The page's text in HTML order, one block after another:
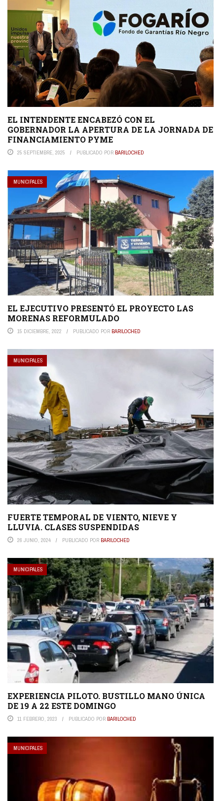
EL INTENDENTE ENCABEZÓ CON EL
GOBERNADOR LA APERTURA DE LA JORNADA DE
FINANCIAMIENTO PYME
25 SEPTIEMBRE, 2025 PUBLICADO POR BARILOCHED
MUNICIPALES
EL EJECUTIVO PRESENTÓ EL PROYECTO LAS
MORENAS REFORMULADO
15 DICIEMBRE, 2022 PUBLICADO POR BARILOCHED
MUNICIPALES
FUERTE TEMPORAL DE VIENTO, NIEVE Y
LLUVIA. CLASES SUSPENDIDAS
26 JUNIO, 2024 PUBLICADO POR BARILOCHED
MUNICIPALES
EXPERIENCIA PILOTO. BUSTILLO MANO ÚNICA
DE 19 A 22 ESTE DOMINGO
11 FEBRERO, 2023 PUBLICADO POR BARILOCHED
MUNICIPALES